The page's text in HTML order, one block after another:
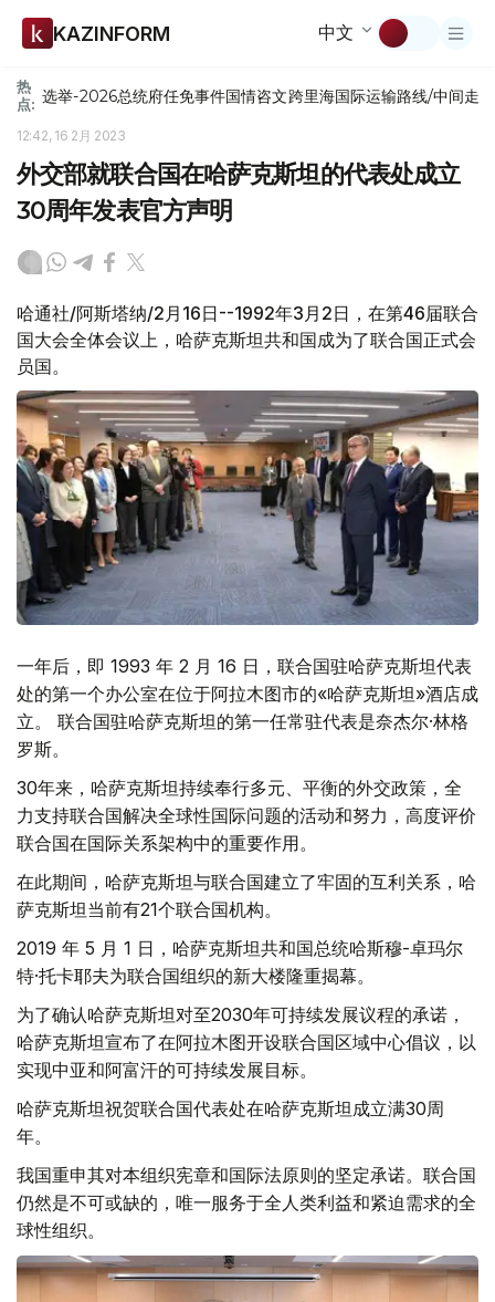
KAZINFORM 中文
热
点: 选举-2026总统府任免事件国情咨文跨里海国际运输路线/中间走廊
12:42, 16 2月 2023
外交部就联合国在哈萨克斯坦的代表处成立
30周年发表官方声明
哈通社/阿斯塔纳/2月16日--1992年3月2日，在第46届联合
国大会全体会议上，哈萨克斯坦共和国成为了联合国正式会
员国。
一年后，即 1993 年 2 月 16 日，联合国驻哈萨克斯坦代表
处的第一个办公室在位于阿拉木图市的«哈萨克斯坦»酒店成
立。 联合国驻哈萨克斯坦的第一任常驻代表是奈杰尔·林格
罗斯。
30年来，哈萨克斯坦持续奉行多元、平衡的外交政策，全
力支持联合国解决全球性国际问题的活动和努力，高度评价
联合国在国际关系架构中的重要作用。
在此期间，哈萨克斯坦与联合国建立了牢固的互利关系，哈
萨克斯坦当前有21个联合国机构。
2019 年 5 月 1 日，哈萨克斯坦共和国总统哈斯穆-卓玛尔
特·托卡耶夫为联合国组织的新大楼隆重揭幕。
为了确认哈萨克斯坦对至2030年可持续发展议程的承诺，
哈萨克斯坦宣布了在阿拉木图开设联合国区域中心倡议，以
实现中亚和阿富汗的可持续发展目标。
哈萨克斯坦祝贺联合国代表处在哈萨克斯坦成立满30周
年。
我国重申其对本组织宪章和国际法原则的坚定承诺。联合国
仍然是不可或缺的，唯一服务于全人类利益和紧迫需求的全
球性组织。